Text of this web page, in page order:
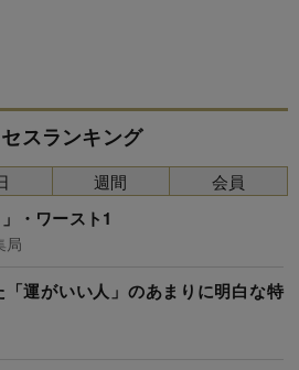
スランキング
・ワースト1
局
運がいい人」のあまりに明白な特
週間 会員